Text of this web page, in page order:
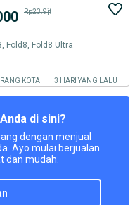
Rp23.9jt
Fold8, Fold8 Ultra
KOTA 3 HARI YANG LALU
di sini?
dengan menjual
Ayo mulai berjualan
dan mudah.